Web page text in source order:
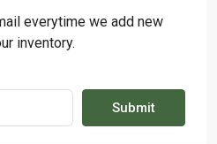
everytime we add new
inventory.
Submit